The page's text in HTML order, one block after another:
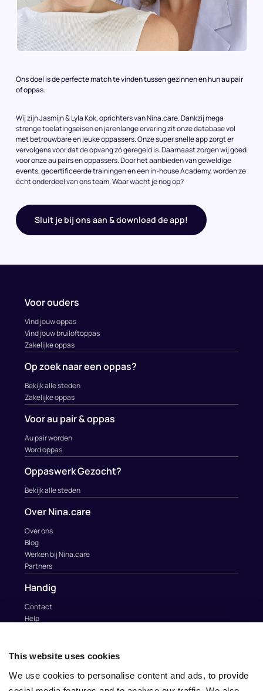
This website uses cookies
We use cookies to personalise content and ads, to provide
Ons doel is de perfecte match te vinden tussen gezinnen en hun au pair
of oppas.
Wij zijn Jasmijn & Lyla Kok, oprichters van Nina.care. Dankzij mega
strenge toelatingseisen en jarenlange ervaring zit onze database vol
met betrouwbare en leuke oppassers. Onze super snelle app zorgt er
vervolgens voor dat de opvang zó geregeld is. Daarnaast zorgen wij goed
voor onze au pairs en oppassers. Door het aanbieden van geweldige
events, gecertificeerde trainingen en een in-house Academy, worden ze
écht onderdeel van ons team. Waar wacht je nog op?
Sluit je bij ons aan & download de app!
Voor ouders
Vind jouw oppas
Vind jouw bruiloftoppas
Zakelijke oppas
Op zoek naar een oppas?
Bekijk alle steden
Zakelijke oppas
Voor au pair & oppas
Au pair worden
Word oppas
Oppaswerk Gezocht?
Bekijk alle steden
Over Nina.care
Over ons
Blog
Werken bij Nina.care
Partners
Handig
Contact
Help
info@nina.care